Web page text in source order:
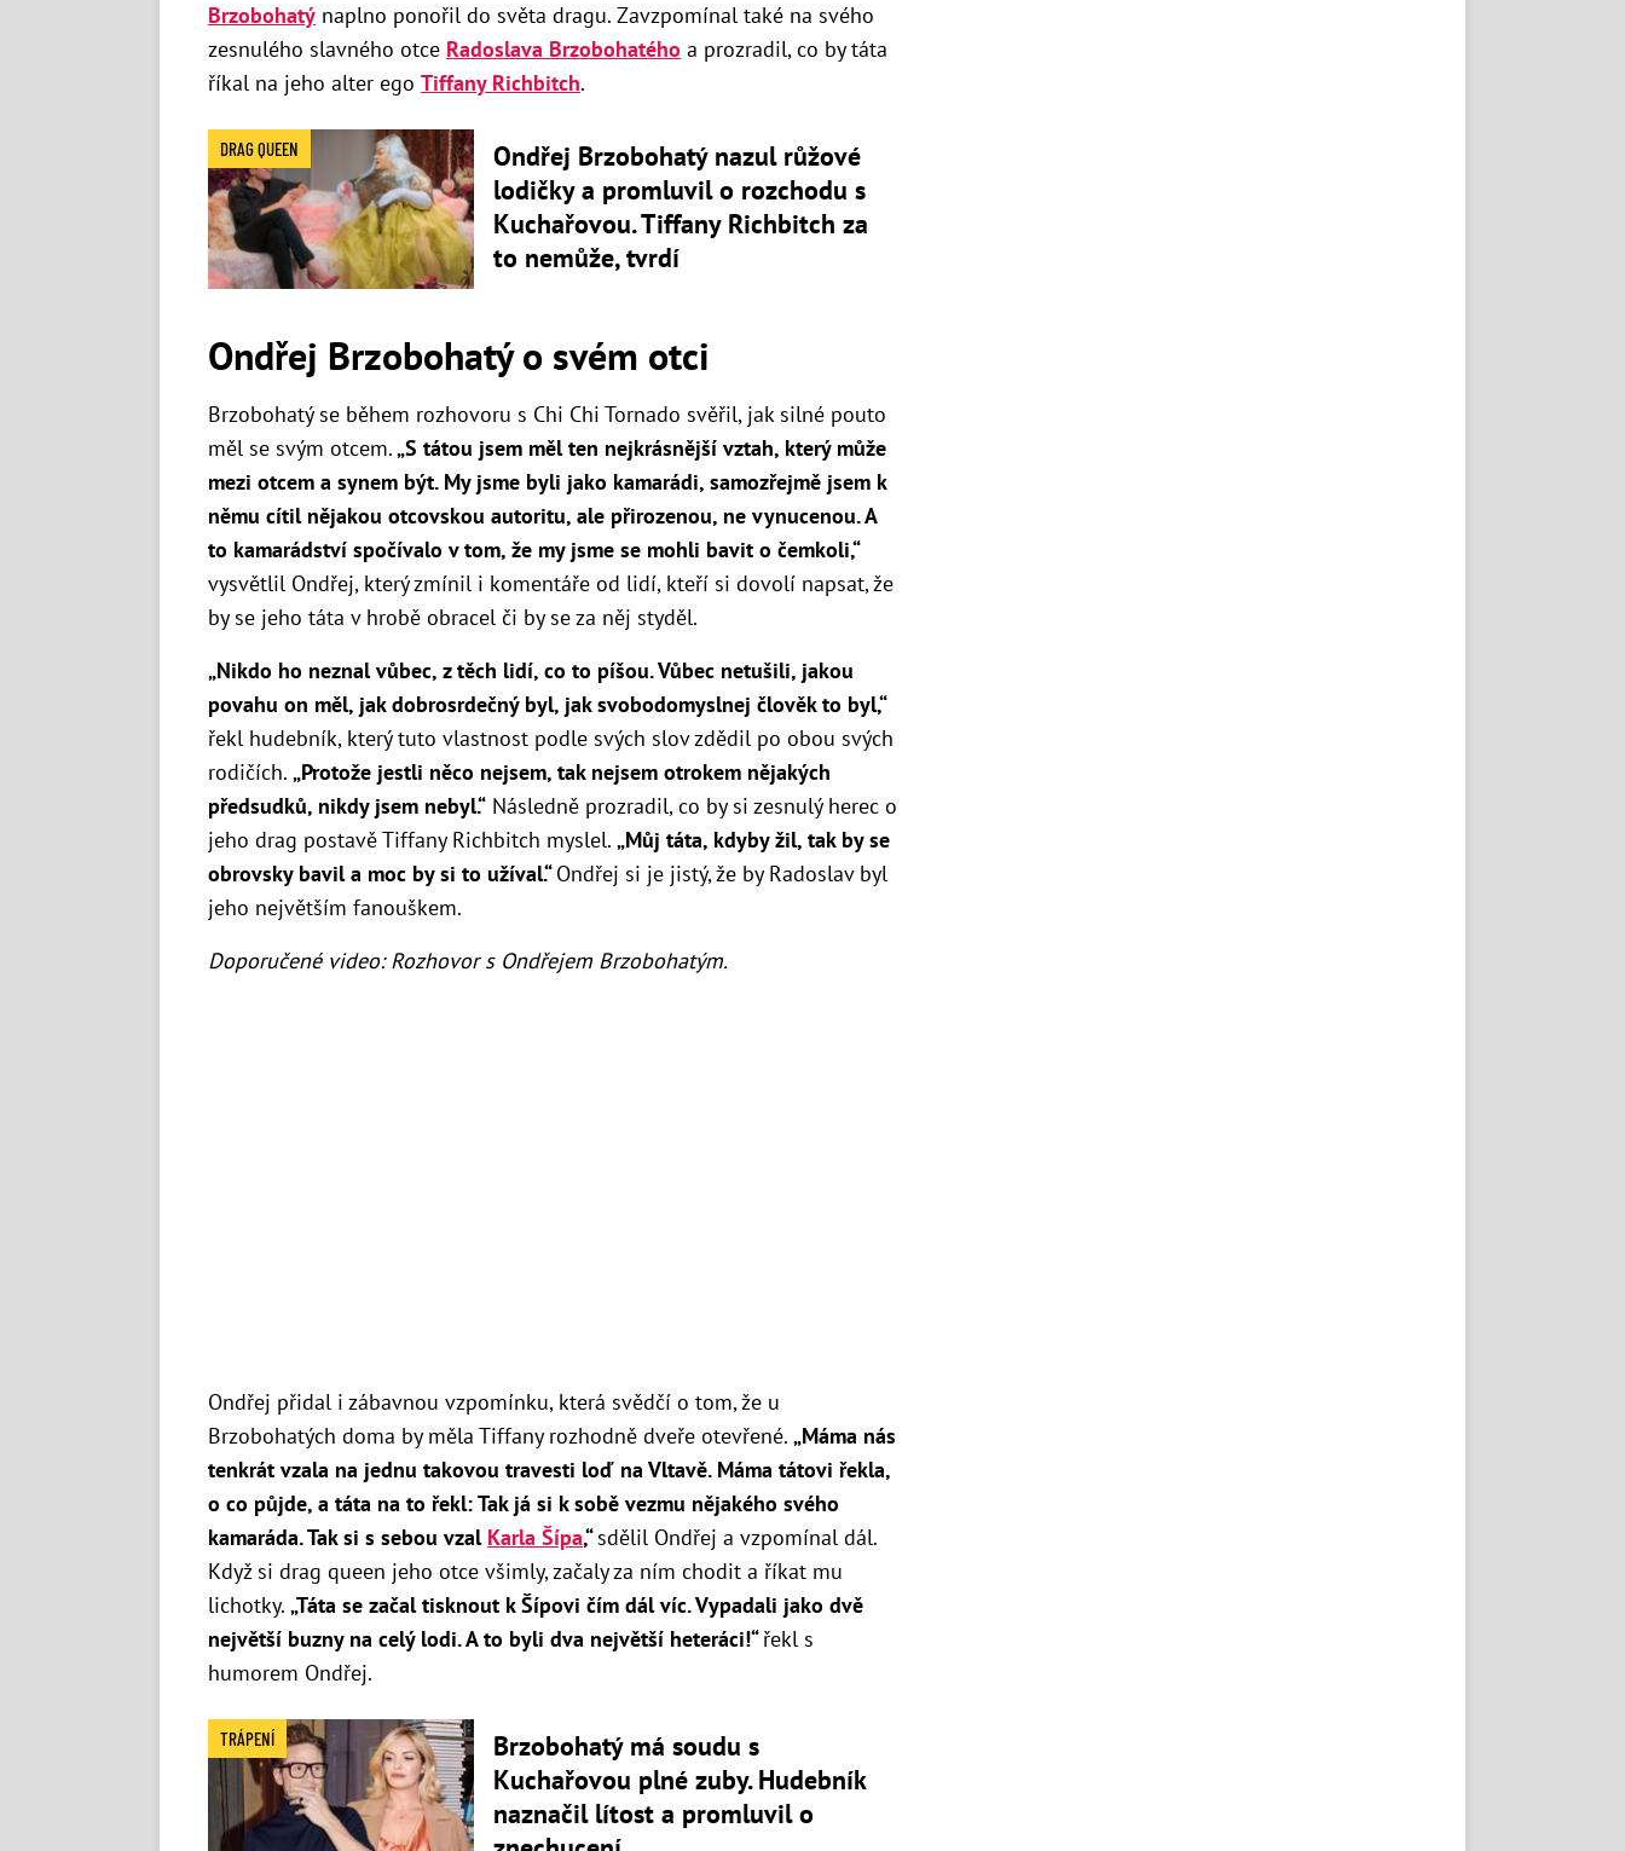
Brzobohatý naplno ponořil do světa dragu. Zavzpomínal také na svého
zesnulého slavného otce Radoslava Brzobohatého a prozradil, co by táta
říkal na jeho alter ego Tiffany Richbitch.
DRAG QUEEN
Ondřej Brzobohatý nazul růžové
lodičky a promluvil o rozchodu s
Kuchařovou. Tiffany Richbitch za
to nemůže, tvrdí
Ondřej Brzobohatý o svém otci
Brzobohatý se během rozhovoru s Chi Chi Tornado svěřil, jak silné pouto
měl se svým otcem.„S tátou jsem měl ten nejkrásnější vztah, který může
mezi otcem a synem být. My jsme byli jako kamarádi, samozřejmě jsem k
němu cítil nějakou otcovskou autoritu, ale přirozenou, ne vynucenou. A
to kamarádství spočívalo v tom, že my jsme se mohli bavit o čemkoli,“
vysvětlil Ondřej, který zmínil i komentáře od lidí, kteří si dovolí napsat, že
by se jeho táta v hrobě obracel či by se za něj styděl.
„Nikdo ho neznal vůbec, z těch lidí, co to píšou. Vůbec netušili, jakou
povahu on měl, jak dobrosrdečný byl, jak svobodomyslnej člověk to byl,“
řekl hudebník, který tuto vlastnost podle svých slov zdědil po obou svých
rodičích. „Protože jestli něco nejsem, tak nejsem otrokem nějakých
předsudků, nikdy jsem nebyl.“ Následně prozradil, co by si zesnulý herec o
jeho drag postavě Tiffany Richbitch myslel. „Můj táta, kdyby žil, tak by se
obrovsky bavil a moc by si to užíval.“Ondřej si je jistý, že by Radoslav byl
jeho největším fanouškem.
Doporučené video: Rozhovor s Ondřejem Brzobohatým.
Ondřej přidal i zábavnou vzpomínku, která svědčí o tom, že u
Brzobohatých doma by měla Tiffany rozhodně dveře otevřené. „Máma nás
tenkrát vzala na jednu takovou travesti loď na Vltavě. Máma tátovi řekla,
o co půjde, a táta na to řekl: Tak já si k sobě vezmu nějakého svého
kamaráda. Tak si s sebou vzal Karla Šípa,“sdělil Ondřej a vzpomínal dál.
Když si drag queen jeho otce všimly, začaly za ním chodit a říkat mu
lichotky. „Táta se začal tisknout k Šípovi čím dál víc. Vypadali jako dvě
největší buzny na celý lodi. A to byli dva největší heteráci!“řekl s
humorem Ondřej.
TRÁPENÍ
Brzobohatý má soudu s
Kuchařovou plné zuby. Hudebník
naznačil lítost a promluvil o